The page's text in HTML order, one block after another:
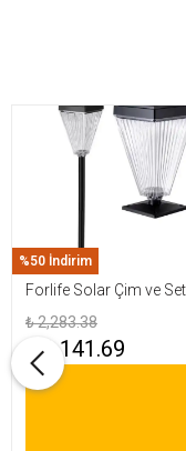
%50 İndirim
Forlife Solar Çim ve Set
Armatür 15W FL-3283
₺ 2,283.38
₺ 1,141.69